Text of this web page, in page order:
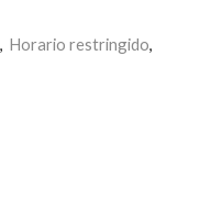
Horario restringido